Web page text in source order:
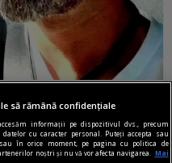
poate nu
psihologie și
să rămână confidențiale
informații pe dispozitivul dvs., precum
cu caracter personal. Puteți accepta sau
în orice moment, pe pagina cu politica de
noștri și nu vă vor afecta navigarea.
Mai